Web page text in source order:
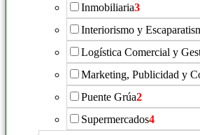
Inmobiliaria3
Interiorismo y
Logística Comercial y
Marketing, Publicidad y
Puente Grúa2
Supermercados4